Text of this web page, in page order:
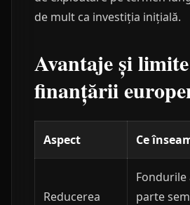
de mult ca investiția inițială.
Avantaje și
finanțării
Aspect Ce
Reducerea
Fondurile
parte